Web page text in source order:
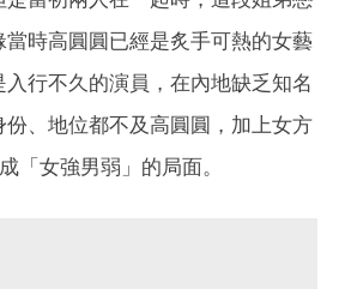
時高圓圓已經是炙手可熱的女藝
入行不久的演員，在內地缺乏知名
份、地位都不及高圓圓，加上女方
「女強男弱」的局面。